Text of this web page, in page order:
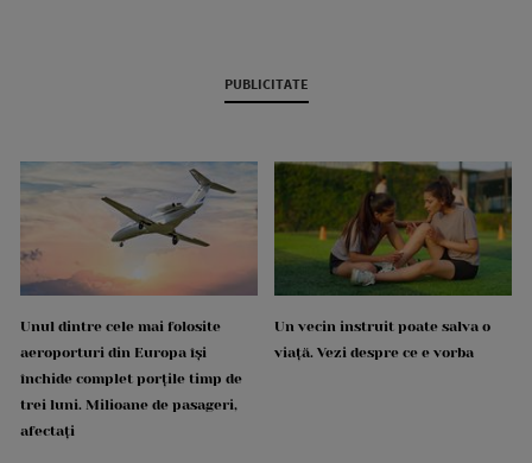
PUBLICITATE
Unul dintre cele mai folosite
aeroporturi din Europa își
închide complet porțile timp de
trei luni. Milioane de pasageri,
afectați
Un vecin instruit poate salva o
viață. Vezi despre ce e vorba